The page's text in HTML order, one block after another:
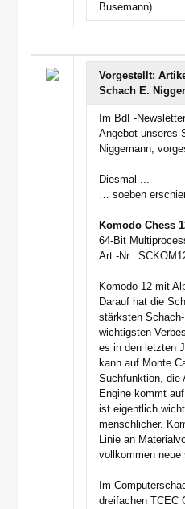
Busemann)
Vorgestellt:
Schach E.
Im BdF-
Angebot unseres
Niggemann,
Diesmal ...
… soeben
Komodo Chess
64-Bit
Art.-Nr.:
Komodo 12 mit
Darauf hat die
stärksten
wichtigsten
es in den letzten
kann auf Monte
Suchfunktion, die
Engine kommt
ist eigentlich
menschlicher.
Linie an
vollkommen
Im
dreifachen TCEC